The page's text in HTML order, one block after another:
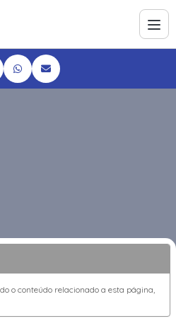
o conteúdo relacionado a esta página,